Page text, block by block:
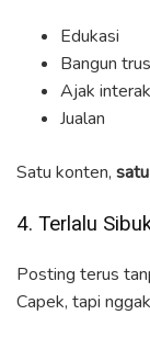
Edukasi
Bangun
Ajak
Jualan
Satu konten,
4. Terlalu
Posting terus
Capek, tapi